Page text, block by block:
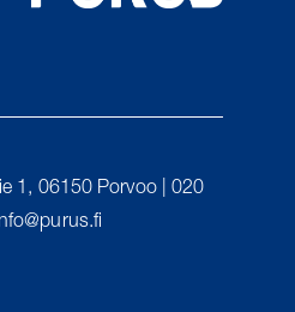
1, 06150 Porvoo | 020